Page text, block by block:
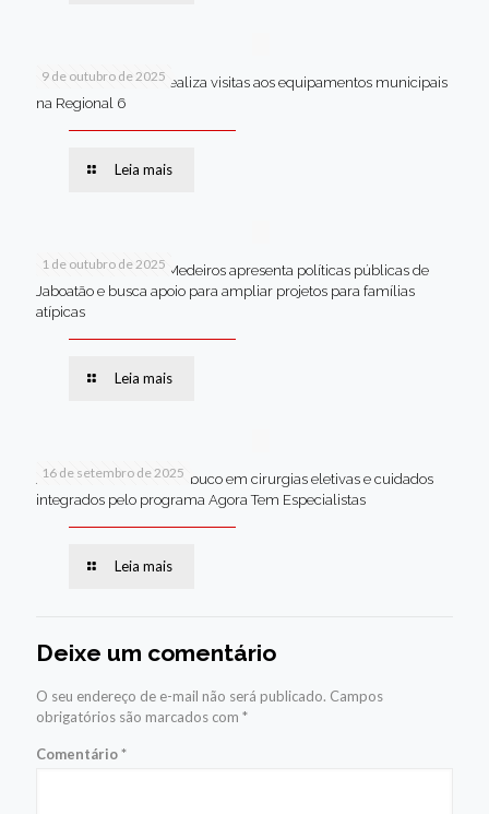
9 de outubro de 2025
Van dos secretários realiza visitas aos equipamentos municipais
na Regional 6
Leia mais
1 de outubro de 2025
Em Brasília, Andréa Medeiros apresenta políticas públicas de
Jaboatão e busca apoio para ampliar projetos para famílias
atípicas
Leia mais
16 de setembro de 2025
Jaboatão lidera Pernambuco em cirurgias eletivas e cuidados
integrados pelo programa Agora Tem Especialistas
Leia mais
Deixe um comentário
O seu endereço de e-mail não será publicado. Campos
obrigatórios são marcados com *
Comentário*